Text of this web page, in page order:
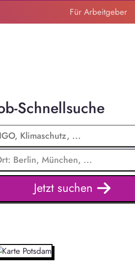
Für Arbeitgeber
Schnellsuche
Jetzt suchen